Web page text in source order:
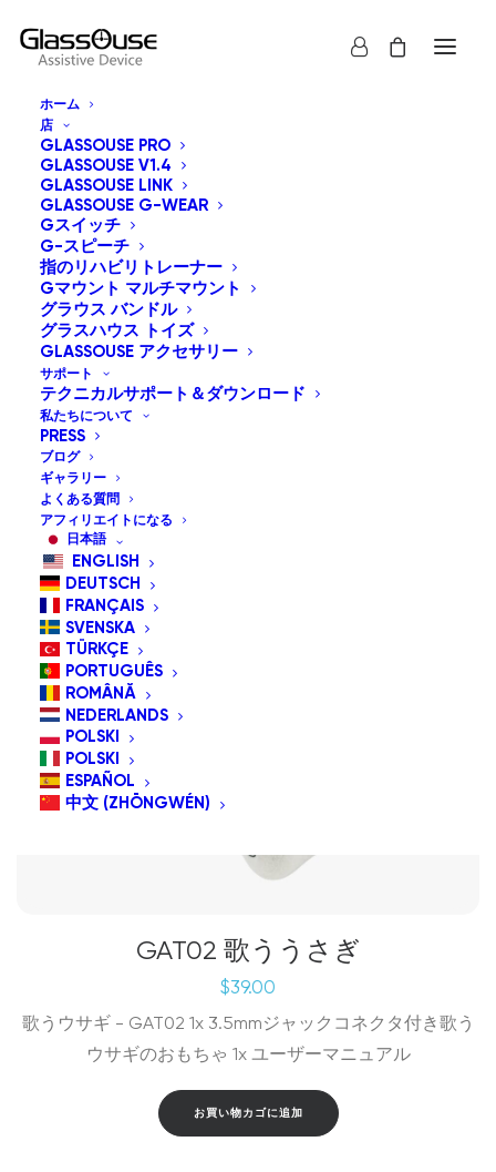
ホーム
店
GLASSOUSE PRO
GLASSOUSE V1.4
GLASSOUSE LINK
GLASSOUSE G-WEAR
Gスイッチ
G-スピーチ
指のリハビリトレーナー
Gマウント マルチマウント
グラウス バンドル
グラスハウス トイズ
GLASSOUSE アクセサリー
サポート
テクニカルサポート＆ダウンロード
私たちについて
PRESS
ブログ
ギャラリー
よくある質問
アフィリエイトになる
日本語
ENGLISH
DEUTSCH
FRANÇAIS
SVENSKA
TÜRKÇE
PORTUGUÊS
ROMÂNĂ
NEDERLANDS
POLSKI
POLSKI
ESPAÑOL
中文 (ZHŌNGWÉN)
すべて表示
デフォルト表示
新しい順に並べ替え
価格順: 高い 安い
GAT02 歌ううさぎ
$39.00
歌うウサギ - GAT02 1x 3.5mmジャックコネクタ付き歌う
ウサギのおもちゃ 1x ユーザーマニュアル
お買い物カゴに追加